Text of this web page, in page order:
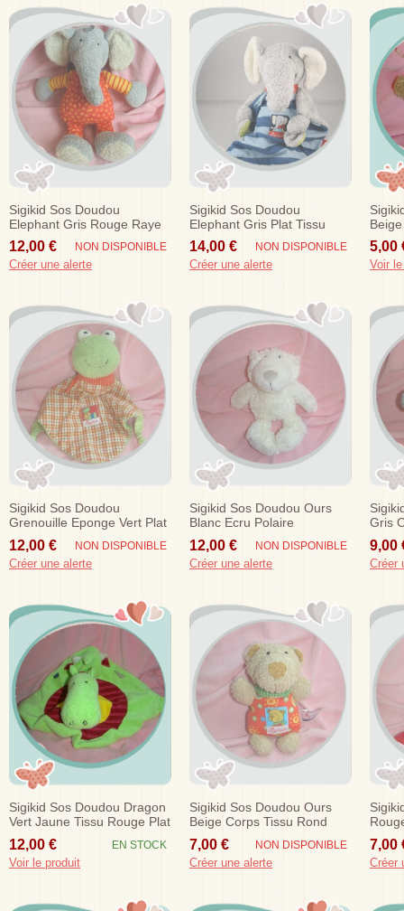
Sigikid Sos Doudou
Elephant Gris Rouge Raye
Jaune
12,00 € NON DISPONIBLE
Créer une alerte
Sigikid Sos Doudou
Elephant Gris Plat Tissu
Raye Bleu
14,00 € NON DISPONIBLE
Créer une alerte
Hipp
5,00
Voir
Sigikid Sos Doudou
Grenouille Eponge Vert Plat
Raye Rouge Noeud
12,00 € NON DISPONIBLE
Créer une alerte
Sigikid Sos Doudou Ours
Blanc Ecru Polaire
12,00 € NON DISPONIBLE
Créer une alerte
Gris
9,00
Créer
Sigikid Sos Doudou Dragon
Vert Jaune Tissu Rouge Plat
12,00 € EN STOCK
Voir le produit
Sigikid Sos Doudou Ours
Beige Corps Tissu Rond
Rouge
7,00 € NON DISPONIBLE
Créer une alerte
Vert
7,00
Créer